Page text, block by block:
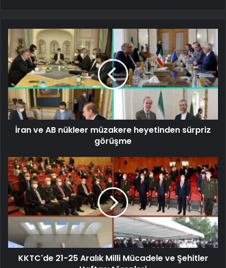
İran ve AB nükleer müzakere heyetinden sürpriz
görüşme
KKTC'de 21-25 Aralık Milli Mücadele ve Şehitler